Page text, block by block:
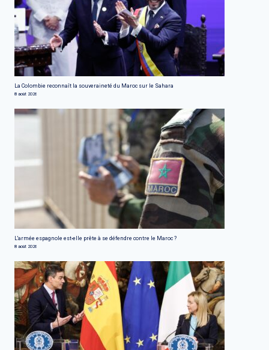
La Colombie reconnaît la souveraineté du Maroc sur le Sahara
8 août 2026
L'armée espagnole est-elle prête à se défendre contre le Maroc ?
8 août 2026